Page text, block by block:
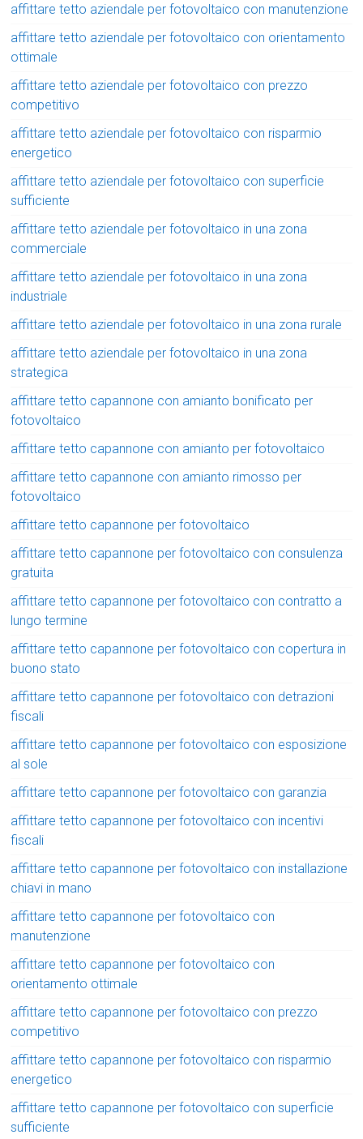
affittare tetto aziendale per fotovoltaico con manutenzione
affittare tetto aziendale per fotovoltaico con orientamento
ottimale
affittare tetto aziendale per fotovoltaico con prezzo
competitivo
affittare tetto aziendale per fotovoltaico con risparmio
energetico
affittare tetto aziendale per fotovoltaico con superficie
sufficiente
affittare tetto aziendale per fotovoltaico in una zona
commerciale
affittare tetto aziendale per fotovoltaico in una zona
industriale
affittare tetto aziendale per fotovoltaico in una zona rurale
affittare tetto aziendale per fotovoltaico in una zona
strategica
affittare tetto capannone con amianto bonificato per
fotovoltaico
affittare tetto capannone con amianto per fotovoltaico
affittare tetto capannone con amianto rimosso per
fotovoltaico
affittare tetto capannone per fotovoltaico
affittare tetto capannone per fotovoltaico con consulenza
gratuita
affittare tetto capannone per fotovoltaico con contratto a
lungo termine
affittare tetto capannone per fotovoltaico con copertura in
buono stato
affittare tetto capannone per fotovoltaico con detrazioni
fiscali
affittare tetto capannone per fotovoltaico con esposizione
al sole
affittare tetto capannone per fotovoltaico con garanzia
affittare tetto capannone per fotovoltaico con incentivi
fiscali
affittare tetto capannone per fotovoltaico con installazione
chiavi in mano
affittare tetto capannone per fotovoltaico con
manutenzione
affittare tetto capannone per fotovoltaico con
orientamento ottimale
affittare tetto capannone per fotovoltaico con prezzo
competitivo
affittare tetto capannone per fotovoltaico con risparmio
energetico
affittare tetto capannone per fotovoltaico con superficie
sufficiente